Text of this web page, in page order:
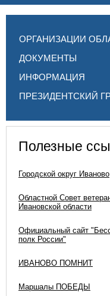
ОРГАНИЗАЦИИ
ДОКУМЕНТЫ
ИНФОРМАЦИЯ
ПРЕЗИДЕНТСКИЙ
Полезные
Городской округ Иваново
Областной Совет
Ивановской области
Официальный сайт
полк России"
ИВАНОВО ПОМНИТ
Маршалы ПОБЕДЫ